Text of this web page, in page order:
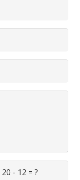
20 - 12 = ?